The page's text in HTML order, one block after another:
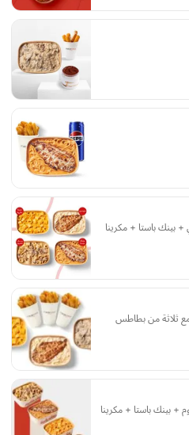
+ بينك باستا + مكرينا
مع ثلاثة من بطاطس
+ بينك باستا + مكرينا